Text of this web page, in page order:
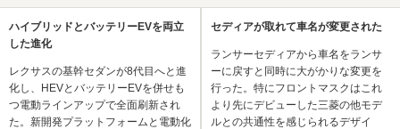
ハイブリッドとバッテリーEVを両立
した進化
レクサスの基幹セダンが8代目へと進
化し、HEVとバッテリーEVを併せも
つ電動ラインアップで全面刷新され
た。新開発プラットフォームと電動化
セディアが取れて車名が変更された
ランサーセディアから車名をランサ
ーに戻すと同時に大がかりな変更を
行った。特にフロントマスクはこれ
より先にデビューした三菱の他モデ
ルとの共通性を感じられるデザイ